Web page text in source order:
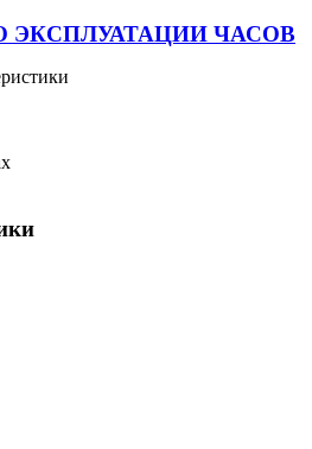
ЭКСПЛУАТАЦИИ ЧАСОВ